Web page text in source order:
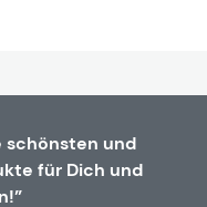
schönsten und
für Dich und